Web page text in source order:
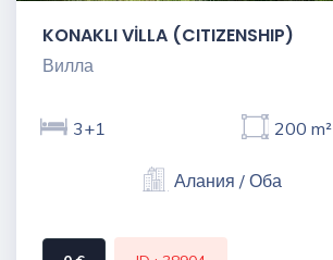
KONAKLI VİLLA (CITIZENSHIP)
Вилла
3+1 200 m²
Алания / Оба